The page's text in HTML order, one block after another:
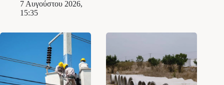
7 Αυγούστου 2026,
15:35